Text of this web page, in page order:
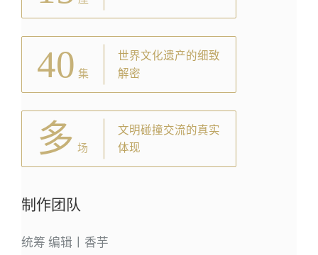
40 集
世界文化遗产的细致
解密
多 场
文明碰撞交流的真实
体现
制作团队
统筹 编辑丨香芋